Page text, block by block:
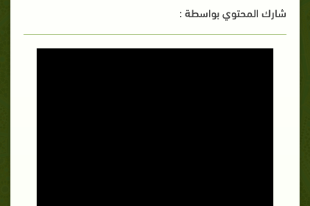
شارك المحتوي بواسطة :